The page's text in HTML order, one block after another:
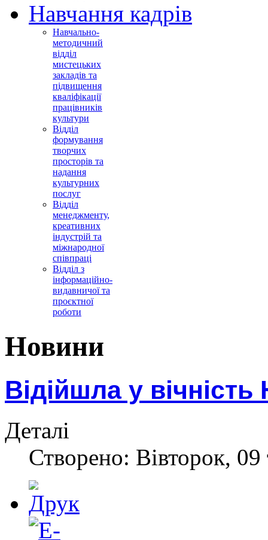
Навчання кадрів
Навчально-
методичний
відділ
мистецьких
закладів та
підвищення
кваліфікації
працівників
культури
Відділ
формування
творчих
просторів та
надання
культурних
послуг
Відділ
менеджменту,
креативних
індустрій та
міжнародної
співпраці
Відділ з
інформаційно-
видавничої та
проєктної
роботи
Новини
Відійшла у
Деталі
Створено: Вівторок,